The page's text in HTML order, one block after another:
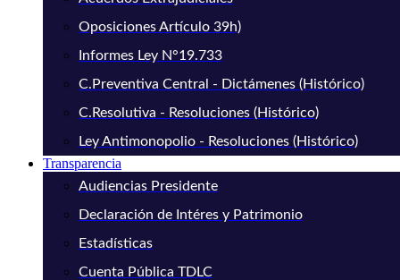
Oposiciones Artículo 39h)
Informes Ley N°19.733
C.Preventiva Central - Dictámenes (Histórico)
C.Resolutiva - Resoluciones (Histórico)
Ley Antimonopolio - Resoluciones (Histórico)
Transparencia
Audiencias Presidente
Declaración de Intéres y Patrimonio
Estadísticas
Cuenta Pública TDLC